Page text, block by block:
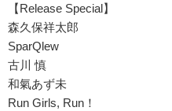
【Release Special】
森久保祥太郎
SparQlew
古川 慎
和氣あず未
Run Girls, Run！